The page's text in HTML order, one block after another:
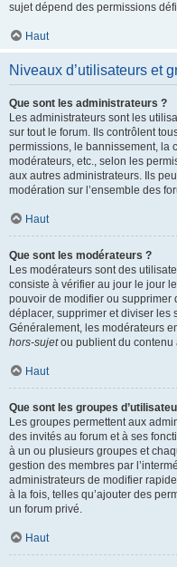
sujet dépend des permissions
Haut
Niveaux d’utilisateurs et
Que sont les administrateurs ?
Les administrateurs sont les
sur tout le forum. Ils contrôlent
permissions, le bannissement, la
modérateurs, etc., selon les
aux autres administrateurs. Ils
modération sur l’ensemble des
Haut
Que sont les modérateurs ?
Les modérateurs sont des
consiste à vérifier au jour le jour
pouvoir de modifier ou supprimer
déplacer, supprimer et diviser les
Généralement, les modérateurs
hors-sujetou publient du contenu
Haut
Que sont les groupes
Les groupes permettent aux
des invités au forum et à ses
à un ou plusieurs groupes et
gestion des membres par
administrateurs de modifier
à la fois, telles qu’ajouter des
un forum privé.
Haut